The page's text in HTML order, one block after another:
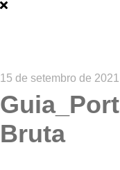
15 de setembro de 2021
Bruta